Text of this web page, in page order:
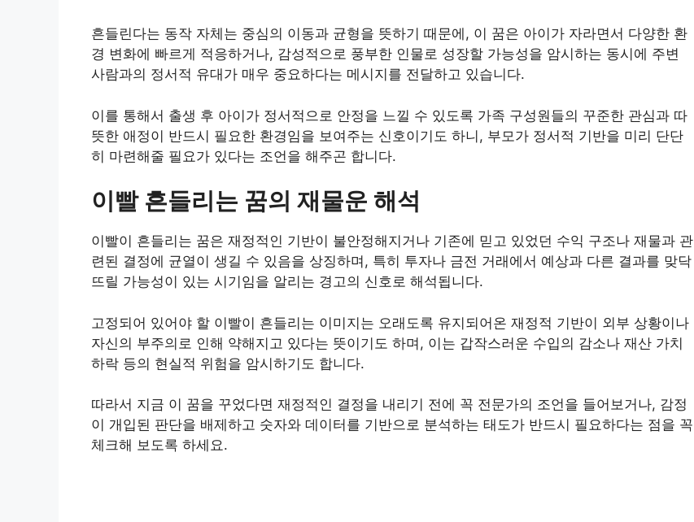
흔들린다는 동작 자체는 중심의 이동과 균형을 뜻하기 때문에, 이 꿈은 아이가 자라면서 다양한 환
경 변화에 빠르게 적응하거나, 감성적으로 풍부한 인물로 성장할 가능성을 암시하는 동시에 주변
사람과의 정서적 유대가 매우 중요하다는 메시지를 전달하고 있습니다.
이를 통해서 출생 후 아이가 정서적으로 안정을 느낄 수 있도록 가족 구성원들의 꾸준한 관심과 따
뜻한 애정이 반드시 필요한 환경임을 보여주는 신호이기도 하니, 부모가 정서적 기반을 미리 단단
히 마련해줄 필요가 있다는 조언을 해주곤 합니다.
이빨 흔들리는 꿈의 재물운 해석
이빨이 흔들리는 꿈은 재정적인 기반이 불안정해지거나 기존에 믿고 있었던 수익 구조나 재물과 관
련된 결정에 균열이 생길 수 있음을 상징하며, 특히 투자나 금전 거래에서 예상과 다른 결과를 맞닥
뜨릴 가능성이 있는 시기임을 알리는 경고의 신호로 해석됩니다.
고정되어 있어야 할 이빨이 흔들리는 이미지는 오래도록 유지되어온 재정적 기반이 외부 상황이나
자신의 부주의로 인해 약해지고 있다는 뜻이기도 하며, 이는 갑작스러운 수입의 감소나 재산 가치
하락 등의 현실적 위험을 암시하기도 합니다.
따라서 지금 이 꿈을 꾸었다면 재정적인 결정을 내리기 전에 꼭 전문가의 조언을 들어보거나, 감정
이 개입된 판단을 배제하고 숫자와 데이터를 기반으로 분석하는 태도가 반드시 필요하다는 점을 꼭
체크해 보도록 하세요.